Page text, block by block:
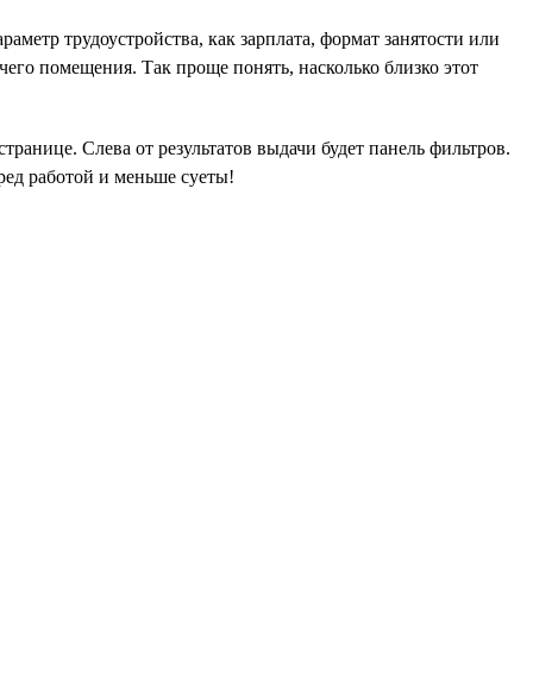
трудоустройства, как зарплата, формат занятости или
помещения. Так проще понять, насколько близко этот
Слева от результатов выдачи будет панель фильтров.
работой и меньше суеты!